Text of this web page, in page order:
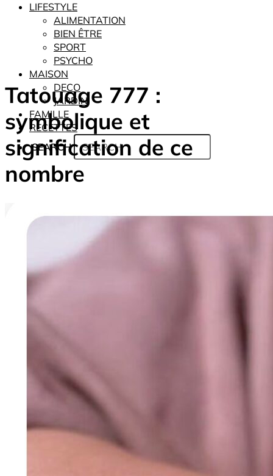
LIFESTYLE
ALIMENTATION
BIEN ÊTRE
SPORT
PSYCHO
MAISON
DECO
JARDIN
FAMILLE
RECETTES
SEARCH
Tatouage 777 :
symbolique et
signification de ce
nombre